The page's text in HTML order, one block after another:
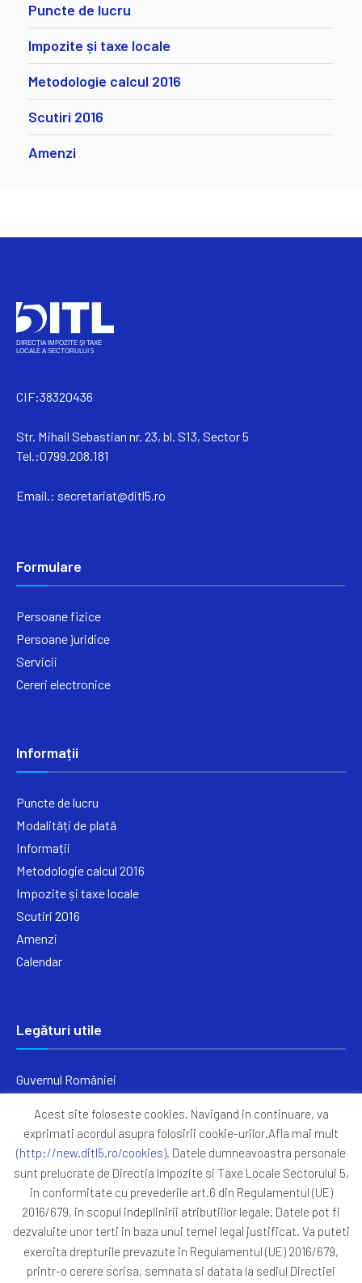
Puncte de lucru
Impozite și taxe locale
Metodologie calcul 2016
Scutiri 2016
Amenzi
CIF:38320436
Str. Mihail Sebastian nr. 23, bl. S13, Sector 5
Tel.:0799.208.181
Email.: secretariat@ditl5.ro
Formulare
Persoane fizice
Persoane juridice
Servicii
Cereri electronice
Informații
Puncte de lucru
Modalități de plată
Informații
Metodologie calcul 2016
Impozite și taxe locale
Scutiri 2016
Amenzi
Calendar
Legături utile
Guvernul României
Primăria Sectorul 5
ANAF
Protocoale
GDPR
Harta Site
Acest site foloseste cookies. Navigand in continuare, va
exprimati acordul asupra folosirii cookie-urilor.Afla mai mult
(http://new.ditl5.ro/cookies). Datele dumneavoastra personale
sunt prelucrate de Directia Impozite si Taxe Locale Sectorului 5,
in conformitate cu prevederile art.6 din Regulamentul (UE)
2016/679, in scopul indeplinirii atributiilor legale. Datele pot fi
dezvaluite unor terti in baza unui temei legal justificat. Va puteti
exercita drepturile prevazute in Regulamentul (UE) 2016/679,
printr-o cerere scrisa, semnata si datata la sediul Directiei